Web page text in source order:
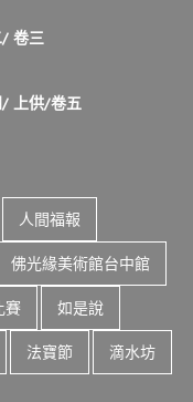
/ 卷三
/ 上供/卷五
人間福報
佛光緣美術館台中館
賽 如是說
法寶節 滴水坊